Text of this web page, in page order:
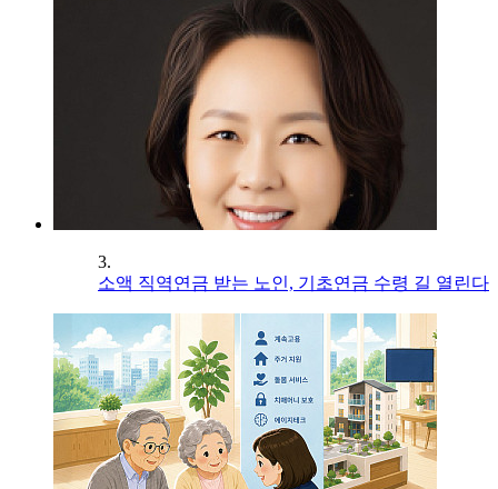
3.
소액 직역연금 받는 노인, 기초연금 수령 길 열린다